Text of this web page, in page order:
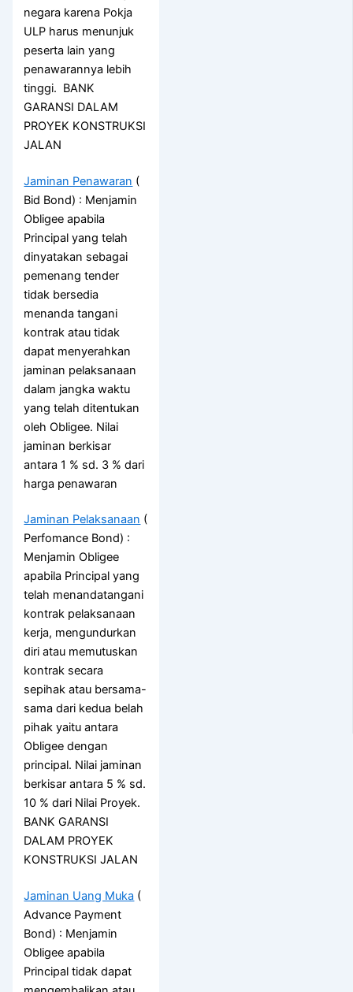
negara karena Pokja
ULP harus menunjuk
peserta lain yang
penawarannya lebih
tinggi. BANK
GARANSI DALAM
PROYEK KONSTRUKSI
JALAN
Jaminan Penawaran (
Bid Bond) : Menjamin
Obligee apabila
Principal yang telah
dinyatakan sebagai
pemenang tender
tidak bersedia
menanda tangani
kontrak atau tidak
dapat menyerahkan
jaminan pelaksanaan
dalam jangka waktu
yang telah ditentukan
oleh Obligee. Nilai
jaminan berkisar
antara 1 % sd. 3 % dari
harga penawaran
Jaminan Pelaksanaan (
Perfomance Bond) :
Menjamin Obligee
apabila Principal yang
telah menandatangani
kontrak pelaksanaan
kerja, mengundurkan
diri atau memutuskan
kontrak secara
sepihak atau bersama-
sama dari kedua belah
pihak yaitu antara
Obligee dengan
principal. Nilai jaminan
berkisar antara 5 % sd.
10 % dari Nilai Proyek.
BANK GARANSI
DALAM PROYEK
KONSTRUKSI JALAN
Jaminan Uang Muka (
Advance Payment
Bond) : Menjamin
Obligee apabila
Principal tidak dapat